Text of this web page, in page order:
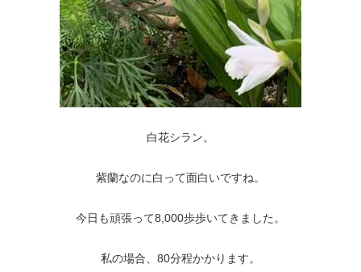
白花シラン。
紫蘭なのに白って面白いですね。
今日も頑張って8,000歩歩いてきました。
私の場合、80分程かかります。